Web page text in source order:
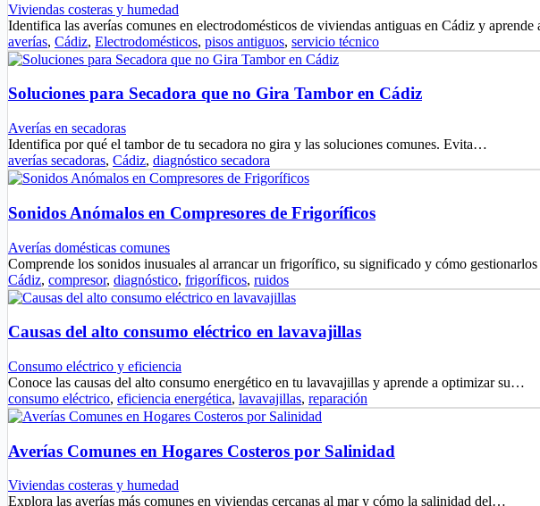
Viviendas costeras y humedad
Identifica las averías comunes en electrodomésticos de viviendas antiguas en Cádiz y
averías, Cádiz, Electrodomésticos, pisos antiguos, servicio técnico
Soluciones para Secadora que no Gira Tambor en Cádiz
Averías en secadoras
Identifica por qué el tambor de tu secadora no gira y las soluciones comunes. Evita…
averías secadoras, Cádiz, diagnóstico secadora
Sonidos Anómalos en Compresores de Frigoríficos
Averías domésticas comunes
Comprende los sonidos inusuales al arrancar un frigorífico, su significado y cómo
Cádiz, compresor, diagnóstico, frigoríficos, ruidos
Causas del alto consumo eléctrico en lavavajillas
Consumo eléctrico y eficiencia
Conoce las causas del alto consumo energético en tu lavavajillas y aprende a optimizar su…
consumo eléctrico, eficiencia energética, lavavajillas, reparación
Averías Comunes en Hogares Costeros por Salinidad
Viviendas costeras y humedad
Explora las averías más comunes en viviendas cercanas al mar y cómo la salinidad del…